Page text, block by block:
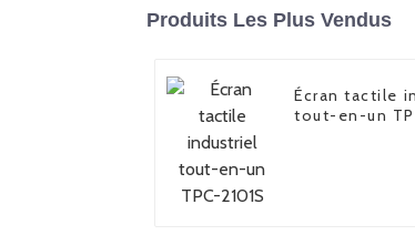
Produits Les Plus Vendus
Écran tactile
tout-en-un